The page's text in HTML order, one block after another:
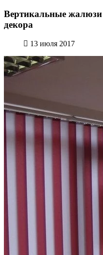
Вертикальные
декора
13 июля 2017